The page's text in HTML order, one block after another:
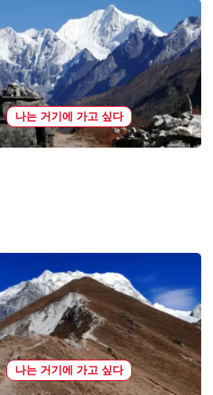
나는 거기에 가고 싶다
나는 거기에 가고 싶다